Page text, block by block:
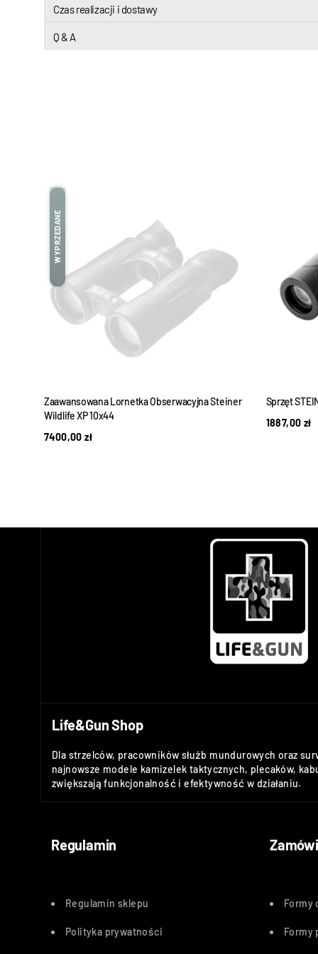
Czas realizacji i dostawy
Q & A
WYPRZEDANE
Zaawansowana Lornetka Obserwacyjna Steiner
Wildlife XP 10x44
7400,00zł
Sprzęt
1887,00 zł
Life&Gun Shop
Dla strzelców, pracowników służb mundurowych oraz
najnowsze modele kamizelek taktycznych, plecaków,
zwiększają funkcjonalność i efektywność w działaniu.
Regulamin
Regulamin sklepu
Polityka prywatności
Formy
Formy